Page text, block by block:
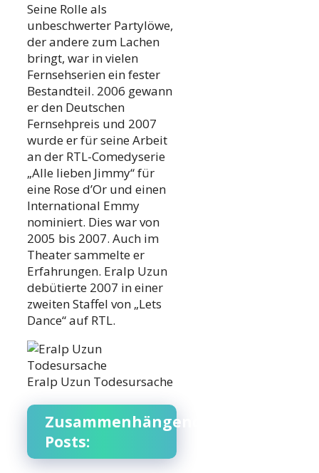
Seine Rolle als
unbeschwerter Partylöwe,
der andere zum Lachen
bringt, war in vielen
Fernsehserien ein fester
Bestandteil. 2006 gewann
er den Deutschen
Fernsehpreis und 2007
wurde er für seine Arbeit
an der RTL-Comedyserie
„Alle lieben Jimmy“ für
eine Rose d’Or und einen
International Emmy
nominiert. Dies war von
2005 bis 2007. Auch im
Theater sammelte er
Erfahrungen. Eralp Uzun
debütierte 2007 in einer
zweiten Staffel von „Lets
Dance“ auf RTL.
Eralp Uzun Todesursache
Zusammenhängende
Posts: